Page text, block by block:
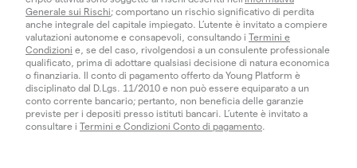
Generale sui Rischi; comportano un rischio significativo di perdita
anche integrale del capitale impiegato. L’utente è invitato a compiere
valutazioni autonome e consapevoli, consultando i Termini e
Condizioni e, se del caso, rivolgendosi a un consulente professionale
qualificato, prima di adottare qualsiasi decisione di natura economica
o finanziaria. Il conto di pagamento offerto da Young Platform è
disciplinato dal D.Lgs. 11/2010 e non può essere equiparato a un
conto corrente bancario; pertanto, non beneficia delle garanzie
previste per i depositi presso istituti bancari. L’utente è invitato a
consultare i Termini e Condizioni Conto di pagamento.